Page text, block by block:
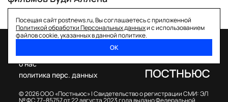
Посещая сайт postnews.ru, Вы соглашаетесь с приложенной
Политикой обработки Персональных данныхи с использованием
файлов cookie, указанных в данной политике.
ОК
© 2026 ООО «Постньюс» |Свидетельство о регистрации СМИ: ЭЛ
№ ФС 77–85757 от 22 августа 2023 года выдано Федеральной
о нас
политика перс. данных